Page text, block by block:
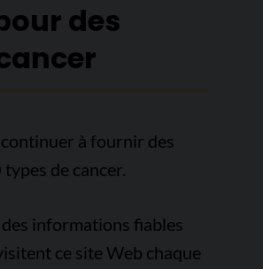
des
à fournir des
de cancer.
informations fiables
ce site Web chaque